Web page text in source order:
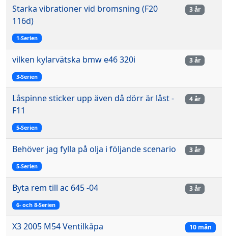
Starka vibrationer vid bromsning (F20
116d)
1-Serien
3 år
vilken kylarvätska bmw e46 320i
3-Serien
3 år
Låspinne sticker upp även då dörr är låst -
F11
5-Serien
4 år
Behöver jag fylla på olja i följande scenario
5-Serien
3 år
Byta rem till ac 645 -04
6- och 8-Serien
3 år
X3 2005 M54 Ventilkåpa 10 mån